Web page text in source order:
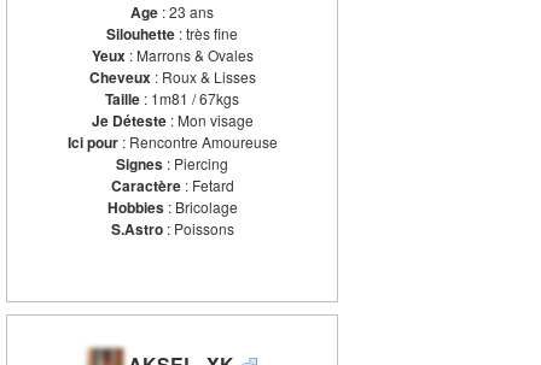
Age : 23 ans
Silouhette : très fine
Yeux : Marrons & Ovales
Cheveux : Roux & Lisses
Taille : 1m81 / 67kgs
Je Déteste: Mon visage
Ici pour: Rencontre Amoureuse
Signes : Piercing
Caractère: Fetard
Hobbies: Bricolage
S.Astro: Poissons